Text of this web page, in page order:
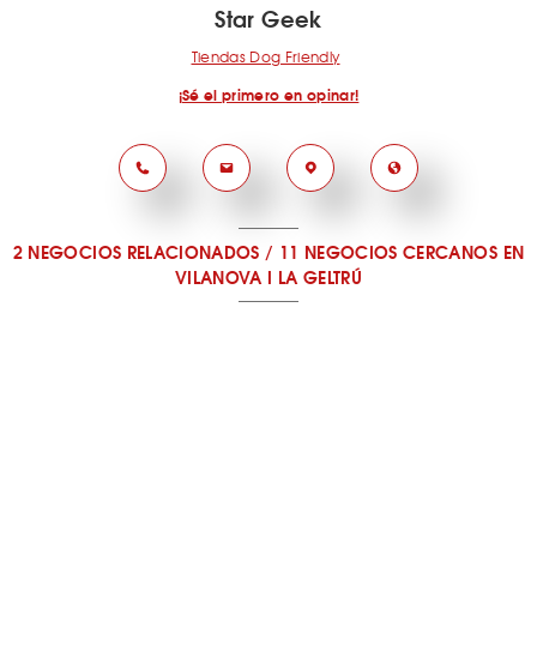
Star Geek
Tiendas Dog Friendly
¡Sé el primero en opinar!
2 NEGOCIOS RELACIONADOS / 11 NEGOCIOS CERCANOS EN
VILANOVA I LA GELTRÚ